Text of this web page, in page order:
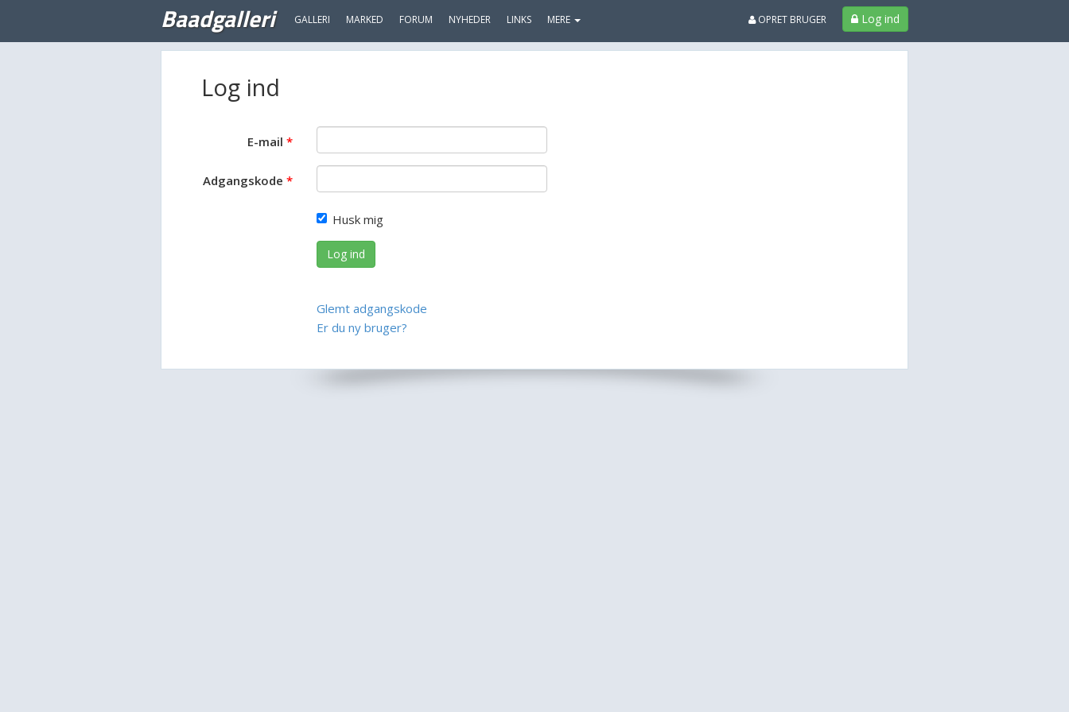
Baadgalleri GALLERI MARKED FORUM NYHEDER LINKS MERE Log ind
OPRET BRUGER
Log ind
E-mail
Adgangskode
Husk mig
Log ind
Glemt adgangskode
Er du ny bruger?